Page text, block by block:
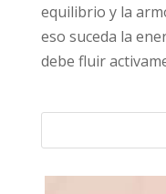
equilibrio y la
eso suceda la
debe fluir